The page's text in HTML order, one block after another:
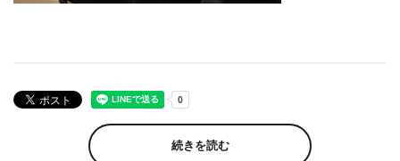
続きを読む